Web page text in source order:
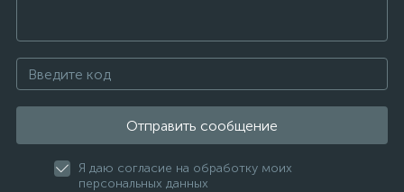
Отправить сообщение
Я даю согласие на обработку моих
персональных данных